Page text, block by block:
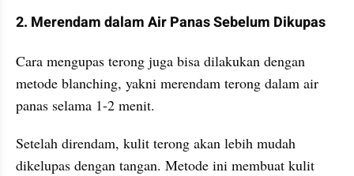
2. Merendam dalam Air Panas Sebelum Dikupas
Cara mengupas terong juga bisa dilakukan dengan
metode blanching, yakni merendam terong dalam air
panas selama 1-2 menit.
Setelah direndam, kulit terong akan lebih mudah
dikelupas dengan tangan. Metode ini membuat kulit